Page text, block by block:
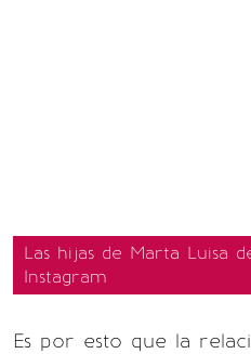
Las hijas de Marta Luisa
Instagram
Es por esto que la